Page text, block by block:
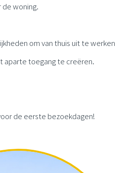
woning.
om van thuis uit te werken
aparte toegang te creëren.
de eerste bezoekdagen!